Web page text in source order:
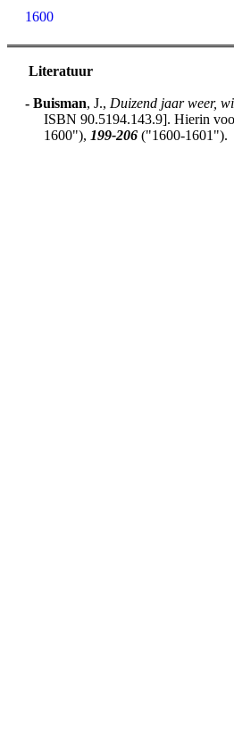
1600
Literatuur
- Buisman, J., Duizend jaar weer,
ISBN 90.5194.143.9]. Hierin
1600"), 199-206 ("1600-1601").